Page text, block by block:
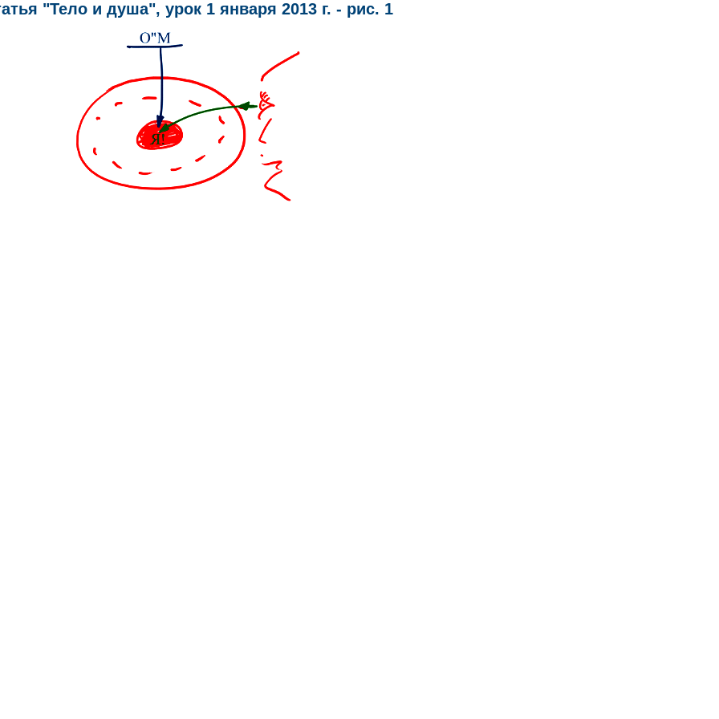
"Тело и душа", урок 1 января 2013 г. - рис. 1